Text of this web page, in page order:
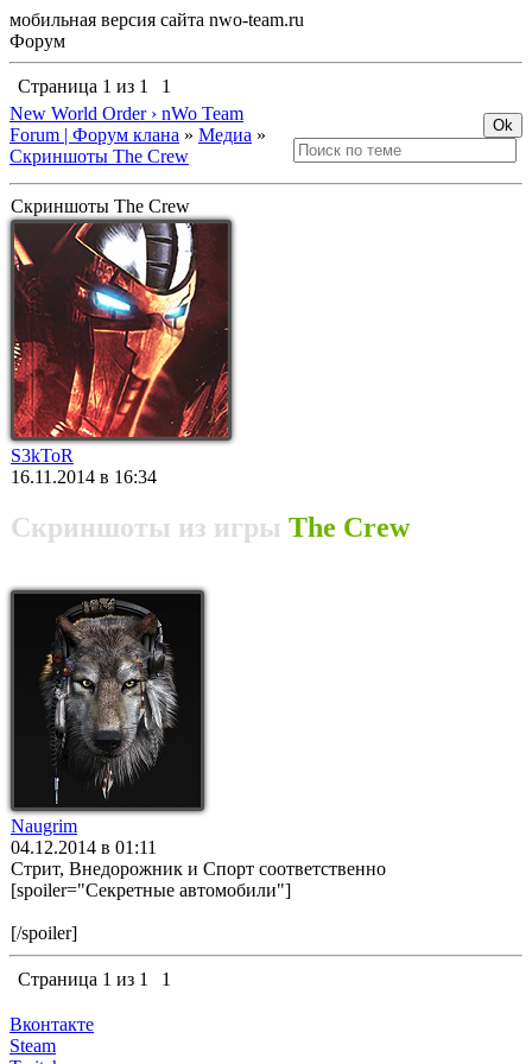
мобильная версия сайта nwo-team.ru
Форум
Страница 1 из 1
1
New World Order › nWo Team
Forum | Форум клана » Медиа »
Скриншоты The Crew
Скриншоты The Crew
S3kToR
16.11.2014 в 16:34
Скриншоты из игры The Crew
Naugrim
04.12.2014 в 01:11
Стрит, Внедорожник и Спорт соответственно
[spoiler="Секретные автомобили"]
[/spoiler]
Страница 1 из 1 1
Вконтакте
Steam